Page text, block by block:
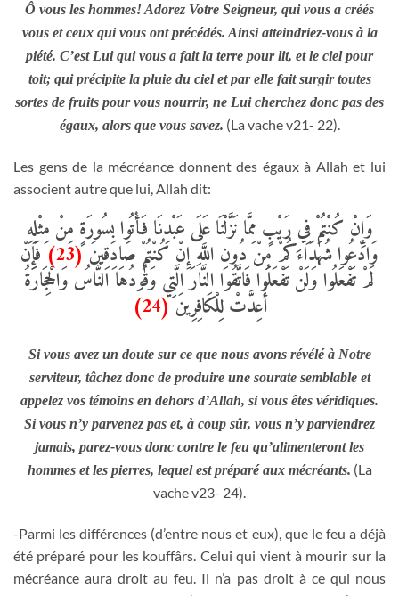
Ô vous les hommes! Adorez Votre Seigneur, qui vous a créés
vous et ceux qui vous ont précédés. Ainsi atteindriez-vous à la
piété. C’est Lui qui vous a fait la terre pour lit, et le ciel pour
toit; qui précipite la pluie du ciel et par elle fait surgir toutes
sortes de fruits pour vous nourrir, ne Lui cherchez donc pas des
égaux, alors que vous savez. (La vache v21- 22).
Les gens de la mécréance donnent des égaux à Allah et lui
associent autre que lui, Allah dit:
وَإِنْ كُنْتُمْ فِي رَيْبٍ مِمَّا نَزَّلْنَا عَلَى عَبْدِنَا فَأْتُوا بِسُورَةٍ مِنْ مِثْلِهِ
وَادْعُوا شُهَدَاءَكُمْ مِنْ دُونِ اللَّهِ إِنْ كُنْتُمْ صَادِقِينَ(23) فَإِنْ
لَمْ تَفْعَلُوا وَلَنْ تَفْعَلُوا فَاتَّقُوا النَّارَ الَّتِي وَقُودُهَا النَّاسُ وَالْحِجَارَةُ
أُعِدَّتْ لِلْكَافِرِينَ(24)
Si vous avez un doute sur ce que nous avons révélé à Notre
serviteur, tâchez donc de produire une sourate semblable et
appelez vos témoins en dehors d’Allah, si vous êtes véridiques.
Si vous n’y parvenez pas et, à coup sûr, vous n’y parviendrez
jamais, parez-vous donc contre le feu qu’alimenteront les
hommes et les pierres, lequel est préparé aux mécréants. (La
vache v23- 24).
-Parmi les différences (d’entre nous et eux), que le feu a déjà
été préparé pour les kouffârs. Celui qui vient à mourir sur la
mécréance aura droit au feu. Il n’a pas droit à ce qui nous